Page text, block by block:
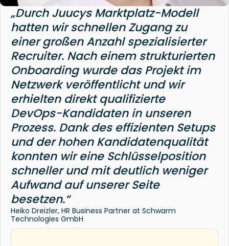
„Durch Juucys Marktplatz-Modell
hatten wir schnellen Zugang zu
einer großen Anzahl spezialisierter
Recruiter. Nach einem strukturierten
Onboarding wurde das Projekt im
Netzwerk veröffentlicht und wir
erhielten direkt qualifizierte
DevOps-Kandidaten in unseren
Prozess. Dank des effizienten Setups
und der hohen Kandidatenqualität
konnten wir eine Schlüsselposition
schneller und mit deutlich weniger
Aufwand auf unserer Seite
besetzen.“
Heiko Dreizler, HR Business Partner at Schwarm
Technologies GmbH